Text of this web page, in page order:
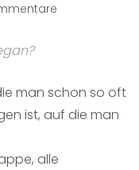
man schon so oft
ist, auf die man
alle